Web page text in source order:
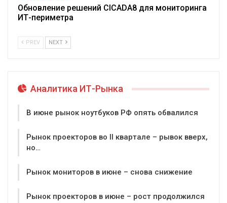
Обновление решений CICADA8 для мониторинга
ИТ-периметра
PREV NEXT
Аналитика ИТ-Рынка
В июне рынок ноутбуков РФ опять обвалился
Рынок проекторов во II квартале – рывок вверх,
но…
Рынок мониторов в июне – снова снижение
Рынок проекторов в июне – рост продолжился